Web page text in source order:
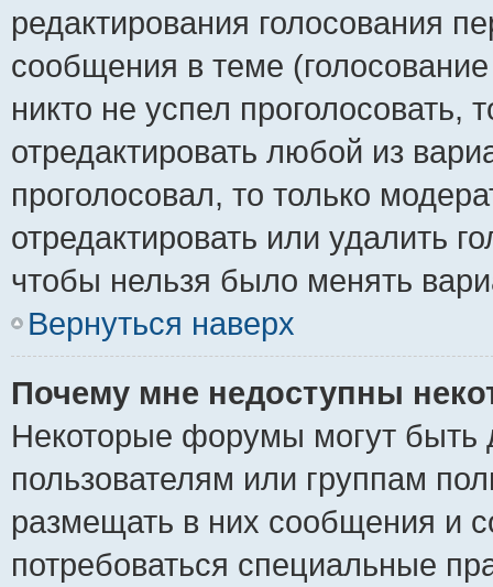
редактирования голосования
сообщения в теме
никто не успел проголосовать,
отредактировать любой из
проголосовал, то только
отредактировать или удалить
чтобы нельзя было менять
Вернуться наверх
Почему мне недоступны
Некоторые форумы могут быть
пользователям или группам
размещать в них сообщения и
потребоваться специальные